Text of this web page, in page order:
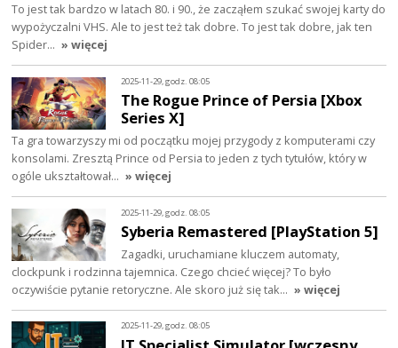
To jest tak bardzo w latach 80. i 90., że zacząłem szukać swojej karty do
wypożyczalni VHS. Ale to jest też tak dobre. To jest tak dobre, jak ten
Spider… » więcej
2025-11-29, godz. 08:05
The Rogue Prince of Persia [Xbox
Series X]
Ta gra towarzyszy mi od początku mojej przygody z komputerami czy
konsolami. Zresztą Prince od Persia to jeden z tych tytułów, który w
ogóle ukształtował… » więcej
2025-11-29, godz. 08:05
Syberia Remastered [PlayStation 5]
Zagadki, uruchamiane kluczem automaty,
clockpunk i rodzinna tajemnica. Czego chcieć więcej? To było
oczywiście pytanie retoryczne. Ale skoro już się tak… » więcej
2025-11-29, godz. 08:05